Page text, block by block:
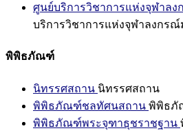
ศูนย์บริการวิชาการแห่งจุฬาล
บริการวิชาการแห่งจุฬาลงกร
พิพิธภัณฑ์
นิทรรศสถาน นิทรรศสถาน
พิพิธภัณฑ์ชลทัศนสถาน พิพิธภั
พิพิธภัณฑ์พระจุฑาธุชราชฐาน